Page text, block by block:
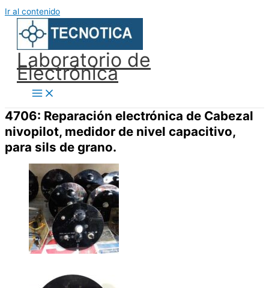
Ir al contenido
Laboratorio de
Electrónica
4706: Reparación electrónica de Cabezal
nivopilot, medidor de nivel capacitivo,
para sils de grano.